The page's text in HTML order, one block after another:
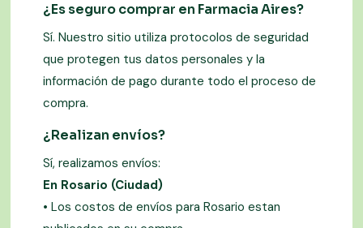
¿Es seguro comprar en Farmacia Aires?
Sí. Nuestro sitio utiliza protocolos de seguridad
que protegen tus datos personales y la
información de pago durante todo el proceso de
compra.
¿Realizan envíos?
Sí, realizamos envíos:
En Rosario (Ciudad)
• Los costos de envíos para Rosario estan